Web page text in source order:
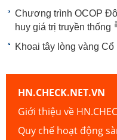
Chương trình OCOP
huy giá trị truyền thống
Khoai tây lòng vàng Cổ
HN.CHECK.NET.VN
Giới thiệu về
Quy chế hoạt động